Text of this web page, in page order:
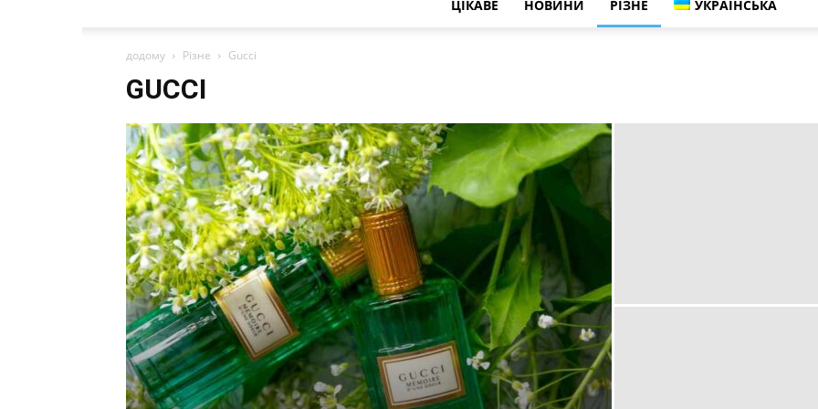
ЦІКАВЕ НОВИНИ РІЗНЕ УКРАЇНСЬКА
додому Різне Gucci
GUCCI